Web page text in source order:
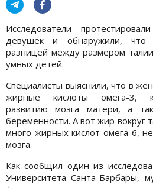
Исследователи
девушек и обнаружили,
разницей между размером
умных детей.
Специалисты выяснили, что в
жирные кислоты омега-3,
развитию мозга матери, а
беременности. А вот жир вокруг
много жирных кислот омега-6,
мозга.
Как сообщил один из
Университета Санта-Барбары,